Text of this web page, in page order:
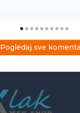
Pogledaj sve